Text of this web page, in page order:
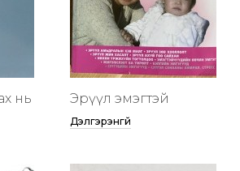
нь Эрүүл эмэгтэй
Дэлгэрэнгүй